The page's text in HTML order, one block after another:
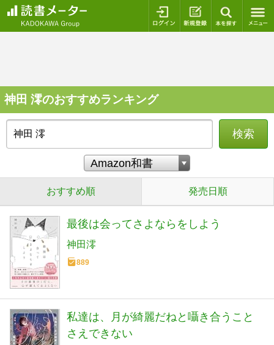
ログイン 新規登録
神田 澪のおすすめランキング
検索
おすすめ順 発売日順
最後は会ってさよならをしよう
神田澪
889
私達は、月が綺麗だねと囁き合うこと
さえできない